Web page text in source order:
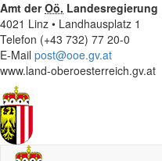
Amt derOö. Landesregierung
4021 Linz • Landhausplatz 1
Telefon (+43 732) 77 20-0
E-Mail post@ooe.gv.at
www.land-oberoesterreich.gv.at